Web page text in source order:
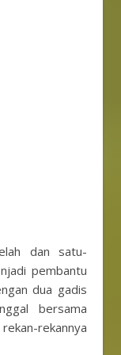
dan satu-
pembantu
dua gadis
bersama
rekannya